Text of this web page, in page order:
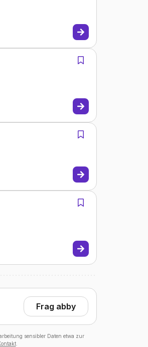
Frag abby
sensibler Daten etwa zur
.